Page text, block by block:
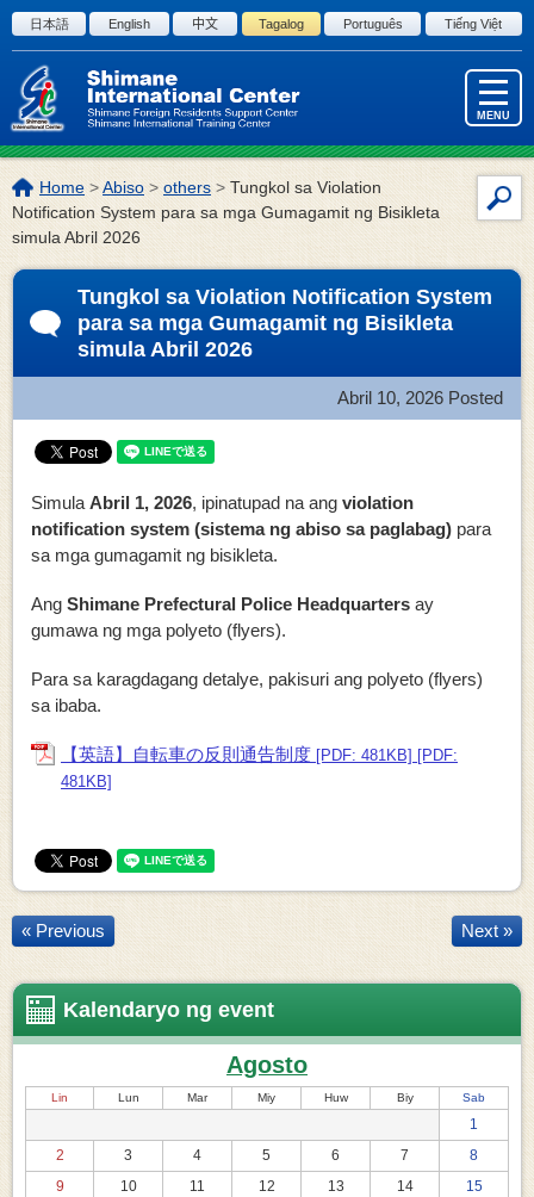
Skip to the body
日本語 English 中文 Tagalog Português Tiếng Việt
MENU
sa
Lokasyon
ng
page:
Home >Abiso>others> Tungkol sa Violation
Notification System para sa mga Gumagamit ng Bisikleta
simula Abril 2026
Tungkol sa Violation Notification System
para sa mga Gumagamit ng Bisikleta
simula Abril 2026
Abril 10, 2026 Posted
Simula Abril 1, 2026, ipinatupad na ang violation
notification system (sistema ng abiso sa paglabag) para
sa mga gumagamit ng bisikleta.
Ang Shimane Prefectural Police Headquarters ay
gumawa ng mga polyeto (flyers).
Para sa karagdagang detalye, pakisuri ang polyeto (flyers)
sa ibaba.
【英語】自転車の反則通告制度 [PDF: 481KB] [PDF:
481KB]
« Previous Next »
Kalendaryo ng event
Agosto
Lin Lun Mar Miy Huw Biy Sab
1
2
3 4 5 6 7
8
9
10 11 12 13 14
15